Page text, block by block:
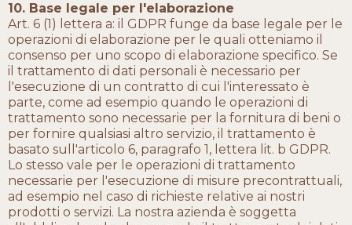
10. Base legale per l'elaborazione
Art. 6 (1) lettera a: il GDPR funge da base legale per le
operazioni di elaborazione per le quali otteniamo il
consenso per uno scopo di elaborazione specifico. Se
il trattamento di dati personali è necessario per
l'esecuzione di un contratto di cui l'interessato è
parte, come ad esempio quando le operazioni di
trattamento sono necessarie per la fornitura di beni o
per fornire qualsiasi altro servizio, il trattamento è
basato sull'articolo 6, paragrafo 1, lettera lit. b GDPR.
Lo stesso vale per le operazioni di trattamento
necessarie per l'esecuzione di misure precontrattuali,
ad esempio nel caso di richieste relative ai nostri
prodotti o servizi. La nostra azienda è soggetta